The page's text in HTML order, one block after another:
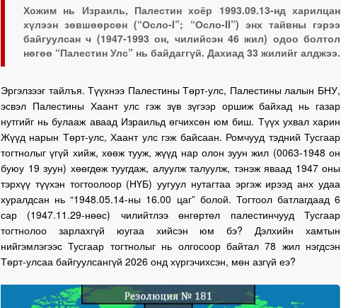
Хожим нь Израиль, Палестин хоёр 1993.09.13-нд харилцан
хүлээн зөвшөөрсөн (“Осло-I”; “Осло-II”) энх тайвны гэрээ
байгуулсан ч (1947-1993 он, чилийсэн 46 жил) одоо болтол
нөгөө “Палестин Улс” нь байдаггүй. Дахиад 33 жилийг алджээ.
Эргэлзээг тайлъя. Түүхнээ Палестины Төрт-улс, Палестины лалын БНУ,
эсвэл Палестины Хаант улс гэж зүв зүгээр оршиж байхад нь газар
нутгийг нь булааж аваад Израильд өгчихсөн юм биш. Түүх ухвал харин
Жүүд нарын Төрт-улс, Хаант улс гэж байсаан. Ромчууд тэдний Тусгаар
тогтнолыг үгүй хийж, хөөж тууж, жүүд нар олон зуун жил (0063-1948 он
буюу 19 зуун) хөөгдөж туугдаж, алуулж талуулж, тэнэж яваад 1947 оны
тэрхүү түүхэн тогтоолоор (НҮБ) уугуул нутагтаа эргэж ирээд анх удаа
хуралдсан нь “1948.05.14-ны 16.00 цаг” болой. Тогтоол батлагдаад 6
сар (1947.11.29-нөөс) чилийтлээ өнгөртөл палестинчууд Тусгаар
тогтнолоо зарлахгүй юугаа хийсэн юм бэ? Дэлхийн хамтын
нийгэмлэгээс Тусгаар тогтнолыг нь олгосоор байтал 78 жил нэгдсэн
Төрт-улсаа байгуулсангүй 2026 онд хүргэчихсэн, мөн азгүй еэ?